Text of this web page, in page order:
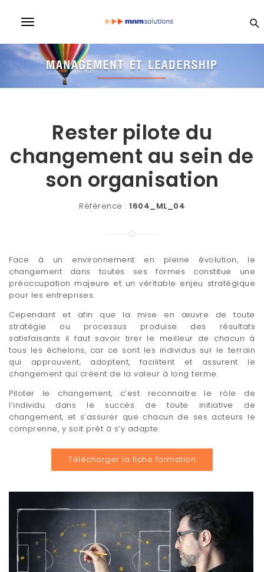
o
a
T
o
g
g
n
t
i
o
n
Rester pilote du
changement au sein de
son organisation
Référence : 1604_ML_04
Face à un environnement en pleine évolution, le
changement dans toutes ses formes constitue une
préoccupation majeure et un véritable enjeu stratégique
pour les entreprises.
Cependant et afin que la mise en œuvre de toute
stratégie ou processus produise des résultats
satisfaisants il faut savoir tirer le meilleur de chacun à
tous les échelons, car ce sont les individus sur le terrain
qui approuvent, adoptent, facilitent et assurent le
changement qui créent de la valeur à long terme.
Piloter le changement, c’est reconnaitre le rôle de
l’individu dans le succès de toute initiative de
changement, et s’assurer que chacun de ses acteurs le
comprenne, y soit prêt à s’y adapte.
Télécharger la fiche formation